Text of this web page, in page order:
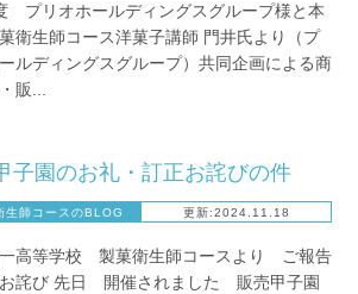
プリオホールディングスグループ様と本
衛生師コース洋菓子講師 門井氏より（プ
ルディングスグループ）共同企画による商
販...
子園のお礼・訂正お詫びの件
生師コースのBLOG 更新:2024.11.18
高等学校 製菓衛生師コースより ご報告
お詫び 先日 開催されました 販売甲子園